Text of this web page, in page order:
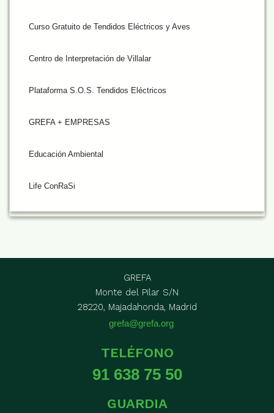
Curso Gratuito de Tendidos Eléctricos y Aves
Centro de Interpretación de Villalar
Plataforma S.O.S. Tendidos Eléctricos
GREFA + EMPRESAS
Educación Ambiental
Life ConRaSi
GREFA
Monte del Pilar S/N
28220, Majadahonda, Madrid
grefa@grefa.org
TELÉFONO
91 638 75 50
GUARDIA